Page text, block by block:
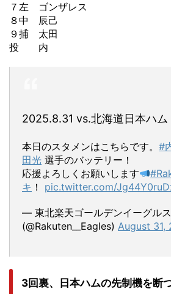
７左 ゴンザレス
８中 辰己
９捕 太田
投 内
2025.8.31 vs.北海道日本ハム
本日のスタメンはこちらです。 #
田光 選手のバッテリー！
応援よろしくお願いします
キ ！ pic.twitter.com/
— 東北楽天ゴールデンイーグルス
(@Rakuten__Eagles) August 31,
3回裏、日本ハムの先制機を断